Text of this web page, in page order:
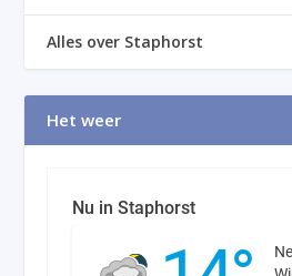
Alles over Staphorst
Het weer